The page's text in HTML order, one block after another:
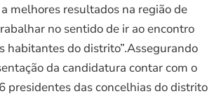
melhores resultados na região de
no sentido de ir ao encontro
habitantes do distrito”.Assegurando
da candidatura contar com o
presidentes das concelhias do distrito